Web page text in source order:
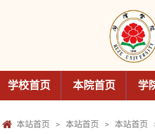
学校首页 本院首页 学
本站首页 > 本站首页 > 本站首页